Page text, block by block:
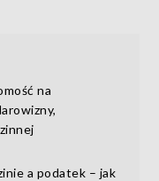
na
a podatek – jak